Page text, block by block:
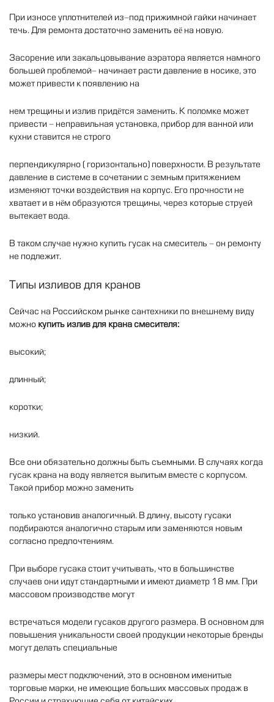
При износе уплотнителей из-под прижимной гайки начинает
течь. Для ремонта достаточно заменить её на новую.
Засорение или закальцовывание аэратора является намного
большей проблемой- начинает расти давление в носике, это
может привести к появлению на
нем трещины и излив придётся заменить. К поломке может
привести - неправильная установка, прибор для ванной или
кухни ставится не строго
перпендикулярно ( горизонтально) поверхности. В результате
давление в системе в сочетании с земным притяжением
изменяют точки воздействия на корпус. Его прочности не
хватает и в нём образуются трещины, через которые струей
вытекает вода.
В таком случае нужно купить гусак на смеситель - он ремонту
не подлежит.
Типы изливов для кранов
Сейчас на Российском рынке сантехники по внешнему виду
можно купить излив для крана смесителя:
высокий;
длинный;
коротки;
низкий.
Все они обязательно должны быть съемными. В случаях когда
гусак крана на воду является вылитым вместе с корпусом.
Такой прибор можно заменить
только установив аналогичный. В длину, высоту гусаки
подбираются аналогично старым или заменяются новым
согласно предпочтениям.
При выборе гусака стоит учитывать, что в большинстве
случаев они идут стандартными и имеют диаметр 18 мм. При
массовом производстве могут
встречаться модели гусаков другого размера. В основном для
повышения уникальности своей продукции некоторые бренды
могут делать специальные
размеры мест подключений, это в основном именитые
торговые марки, не имеющие больших массовых продаж в